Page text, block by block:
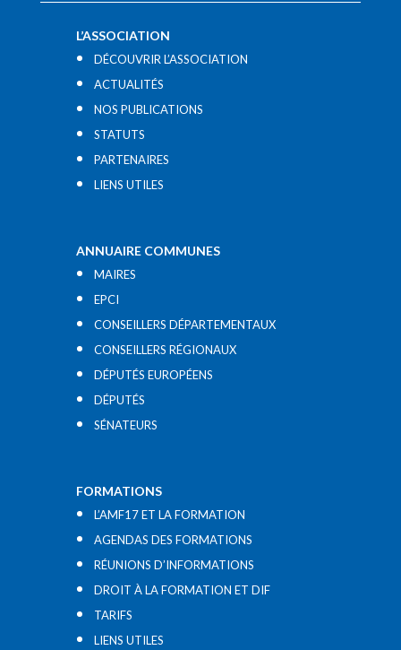
L’ASSOCIATION
DÉCOUVRIR L’ASSOCIATION
ACTUALITÉS
NOS PUBLICATIONS
STATUTS
PARTENAIRES
LIENS UTILES​
ANNUAIRE COMMUNES
MAIRES
EPCI
CONSEILLERS DÉPARTEMENTAUX
CONSEILLERS RÉGIONAUX
DÉPUTÉS EUROPÉENS
DÉPUTÉS
SÉNATEURS
FORMATIONS
L’AMF17 ET LA FORMATION
AGENDAS DES FORMATIONS
RÉUNIONS D’INFORMATIONS
DROIT À LA FORMATION ET DIF
TARIFS
LIENS UTILES​